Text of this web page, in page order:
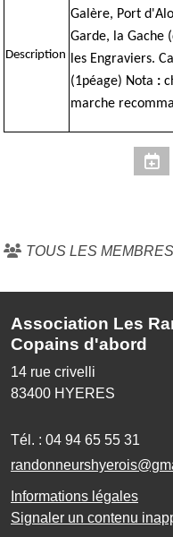
Description
Galère, Port
Garde, la Gache
les Engraviers.
(1péage) Nota :
marche
TOUS LES
Association Les
Copains d'abord
14 rue crivelli
83400 HYERES
Tél. : 04 94 65 55 31
Informations légales
Signaler un contenu